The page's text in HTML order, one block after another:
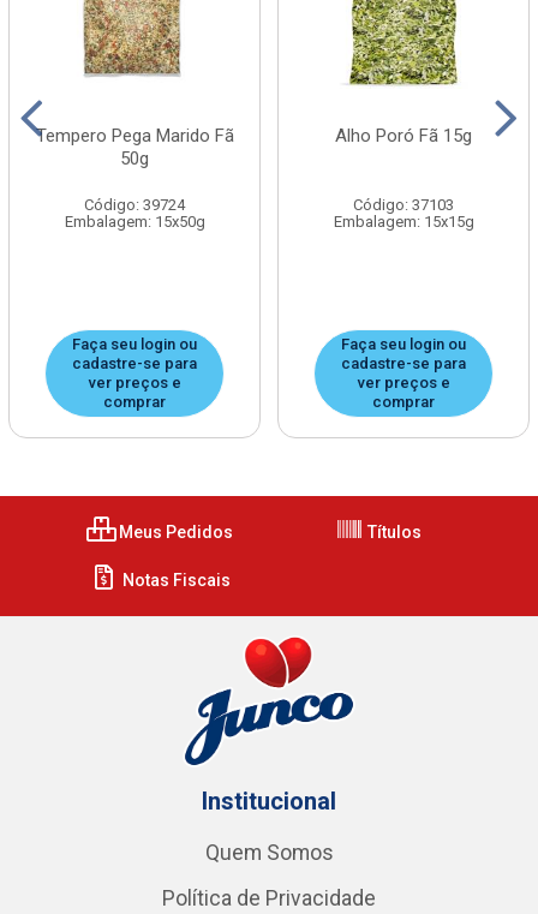
Tempero Pega Marido Fã
50g
Código: 39724
Embalagem: 15x50g
Faça seu login ou
cadastre-se para
ver preços e
comprar
Alho Poró Fã 15g
Código: 37103
Embalagem: 15x15g
Faça seu login ou
cadastre-se para
ver preços e
comprar
Meus Pedidos Títulos
Notas Fiscais
Institucional
Quem Somos
Política de Privacidade